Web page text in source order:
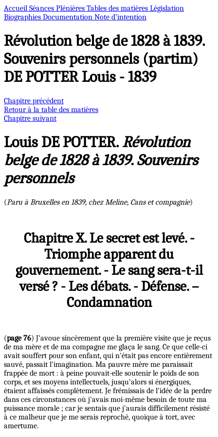
Accueil Séances Plénières Tables des matières Législation
Biographies Documentation Note d’intention
Révolution belge de 1828 à 1839.
Souvenirs personnels (partim)
DE POTTER Louis - 1839
Chapitre précédent
Retour à la table des matières
Chapitre suivant
Louis DE POTTER.Révolution
belge de 1828 à 1839. Souvenirs
personnels
(Paru à Bruxelles en 1839, chez Meline, Cans et compagnie)
Chapitre X. Le secret est levé. -
Triomphe apparent du
gouvernement. - Le sang sera-t-il
versé ? - Les débats. - Défense. –
Condamnation
(page 76) J'avoue sincèrement que la première visite que je reçus
de ma mère et de ma compagne me glaça le sang. Ce que celle-ci
avait souffert pour son enfant, qui n'était pas encore entièrement
sauvé, passait l'imagination. Ma pauvre mère me paraissait
frappée de mort : à peine pouvait-elle soutenir le poids de son
corps, et ses moyens intellectuels, jusqu'alors si énergiques,
étaient affaissés complètement. Je frémissais de l'idée de la perdre
dans ces circonstances où j'avais moi-même besoin de toute ma
puissance morale ; car je sentais que j'aurais difficilement résisté
à ce malheur que je me serais reproché, quoique à tort, avec
amertume.